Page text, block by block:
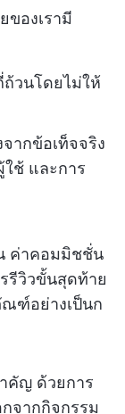
ของเรามี
วนโดยไม่ให้
ากข้อเท็จจริง
ช้ และการ
ค่าคอมมิชชั่น
รีวิวขั้นสุดท้าย
ฑ์อย่างเป็นก
คัญ ด้วยการ
จากกิจกรรม